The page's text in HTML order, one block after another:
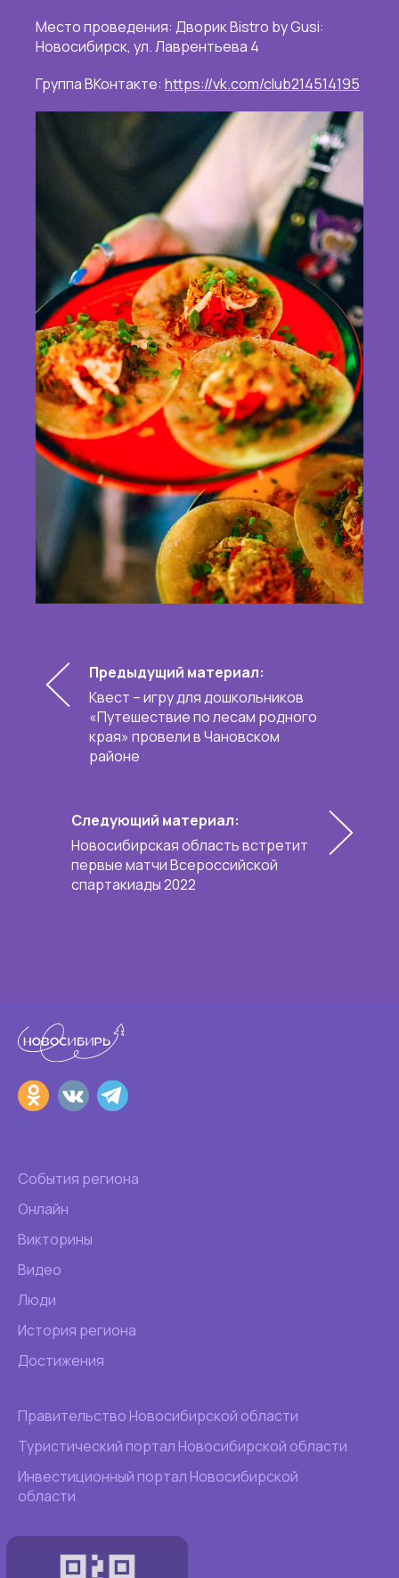
Место проведения: Дворик Bistro by Gusi:
Новосибирск, ул. Лаврентьева 4
Группа ВКонтакте: https://vk.com/club214514195
Предыдущий материал:
Квест – игру для дошкольников
«Путешествие по лесам родного
края» провели в Чановском
районе
Следующий материал:
Новосибирская область встретит
первые матчи Всероссийской
спартакиады 2022
События региона
Онлайн
Викторины
Видео
Люди
История региона
Достижения
Правительство Новосибирской области
Туристический портал Новосибирской области
Инвестиционный портал Новосибирской
области